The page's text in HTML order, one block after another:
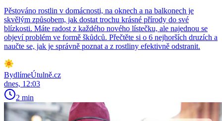
Pěstováno rostlin v domácnosti, na oknech a na balkonech je
skvělým způsobem, jak dostat trochu krásné přírody do své
blízkosti. Máte radost z každého nového lístečku, ale najednou se
objeví problém ve formě škůdců. Přečtěte si o 6 nejhorších druzích a
naučte se, jak je správně poznat a z rostliny efektivně odstranit.
BydlímeÚtulně.cz
dnes, 12:03
2 min